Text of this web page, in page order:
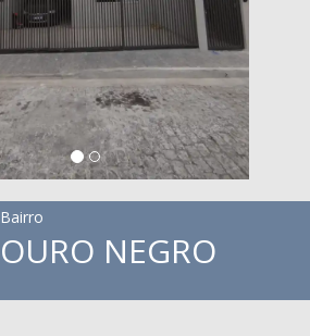
Bairro
OURO NEGRO